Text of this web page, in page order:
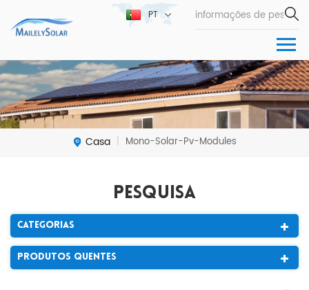
PT
Casa | Mono-Solar-Pv-Modules
Pesquisa
Categorias
Produtos Quentes